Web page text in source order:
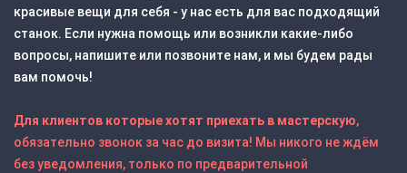
красивые вещи для себя - у нас есть для вас подходящий
станок. Если нужна помощь или возникли какие-либо
вопросы, напишите или позвоните нам, и мы будем рады
вам помочь!
Для клиентов которые хотят приехать в мастерскую,
обязательно звонок за час до визита! Мы никого не ждём
без уведомления, только по предварительной